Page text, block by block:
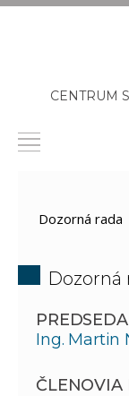
CENTRUM
Dozorná
PREDSEDA
Ing. Martin
ČLENOVIA